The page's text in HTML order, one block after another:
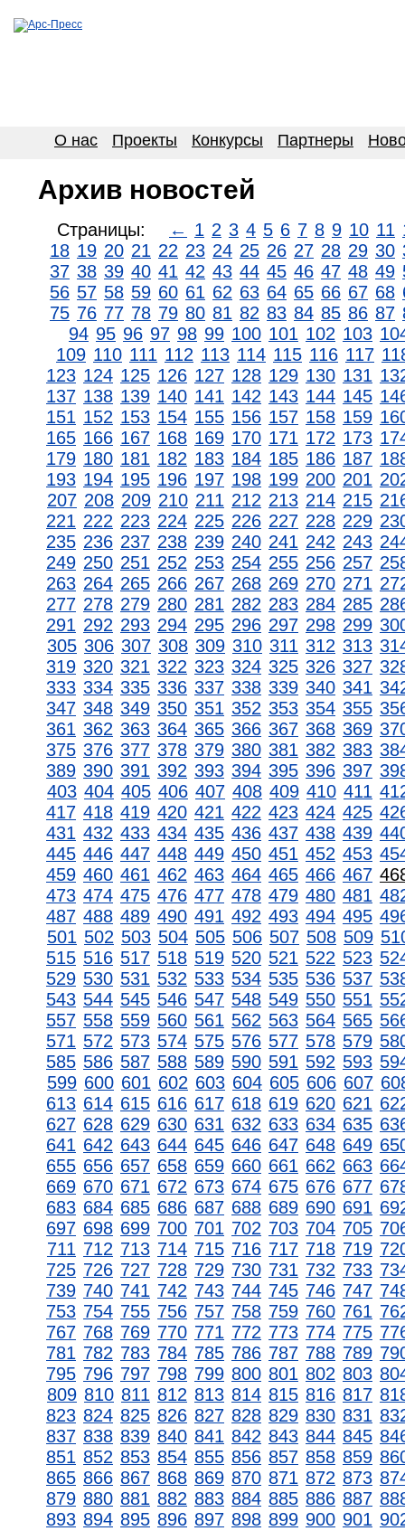
О нас Проекты Конкурсы Партнеры
Архив новостей
Страницы: ← 1 2 3 4 5 6 7 8 9 10 11
18 19 20 21 22 23 24 25 26 27 28 29 30
37 38 39 40 41 42 43 44 45 46 47 48 49
56 57 58 59 60 61 62 63 64 65 66 67 68
75 76 77 78 79 80 81 82 83 84 85 86 87
94 95 96 97 98 99 100 101 102 103
109 110 111 112 113 114 115 116 117
123 124 125 126 127 128 129 130 131
137 138 139 140 141 142 143 144 145
151 152 153 154 155 156 157 158 159
165 166 167 168 169 170 171 172 173
179 180 181 182 183 184 185 186 187
193 194 195 196 197 198 199 200 201
207 208 209 210 211 212 213 214 215
221 222 223 224 225 226 227 228 229
235 236 237 238 239 240 241 242 243
249 250 251 252 253 254 255 256 257
263 264 265 266 267 268 269 270 271
277 278 279 280 281 282 283 284 285
291 292 293 294 295 296 297 298 299
305 306 307 308 309 310 311 312 313
319 320 321 322 323 324 325 326 327
333 334 335 336 337 338 339 340 341
347 348 349 350 351 352 353 354 355
361 362 363 364 365 366 367 368 369
375 376 377 378 379 380 381 382 383
389 390 391 392 393 394 395 396 397
403 404 405 406 407 408 409 410 411
417 418 419 420 421 422 423 424 425
431 432 433 434 435 436 437 438 439
445 446 447 448 449 450 451 452 453
459 460 461 462 463 464 465 466 467
473 474 475 476 477 478 479 480 481
487 488 489 490 491 492 493 494 495
501 502 503 504 505 506 507 508 509
515 516 517 518 519 520 521 522 523
529 530 531 532 533 534 535 536 537
543 544 545 546 547 548 549 550 551
557 558 559 560 561 562 563 564 565
571 572 573 574 575 576 577 578 579
585 586 587 588 589 590 591 592 593
599 600 601 602 603 604 605 606 607
613 614 615 616 617 618 619 620 621
627 628 629 630 631 632 633 634 635
641 642 643 644 645 646 647 648 649
655 656 657 658 659 660 661 662 663
669 670 671 672 673 674 675 676 677
683 684 685 686 687 688 689 690 691
697 698 699 700 701 702 703 704 705
711 712 713 714 715 716 717 718 719
725 726 727 728 729 730 731 732 733
739 740 741 742 743 744 745 746 747
753 754 755 756 757 758 759 760 761
767 768 769 770 771 772 773 774 775
781 782 783 784 785 786 787 788 789
795 796 797 798 799 800 801 802 803
809 810 811 812 813 814 815 816 817
823 824 825 826 827 828 829 830 831
837 838 839 840 841 842 843 844 845
851 852 853 854 855 856 857 858 859
865 866 867 868 869 870 871 872 873
879 880 881 882 883 884 885 886 887
893 894 895 896 897 898 899 900 901